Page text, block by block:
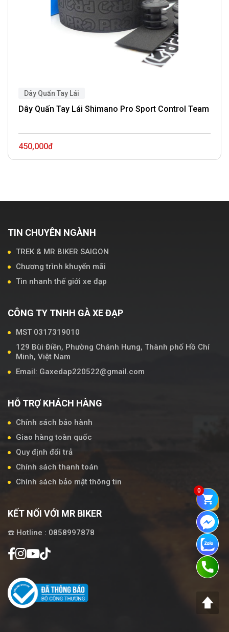
Dây Quấn Tay Lái
Dây Quấn Tay Lái Shimano Pro Sport Control Team
450,000đ
TIN CHUYÊN NGÀNH
TREK & MR BIKER SAIGON
Chương trình khuyến mãi
Tin nhanh thế giới xe đạp
CÔNG TY TNHH GÀ XE ĐẠP
MST 0317319010
129 Bùi Điền, Phường Chánh Hưng, Thành phố Hồ Chí
Minh, Việt Nam
Email: Gaxedap220522@gmail.com
HỖ TRỢ KHÁCH HÀNG
Chính sách bảo hành
Giao hàng toàn quốc
Quy định đổi trả
Chính sách thanh toán
Chính sách bảo mật thông tin
KẾT NỐI VỚI MR BIKER
☎️ Hotline : 0858997878
0